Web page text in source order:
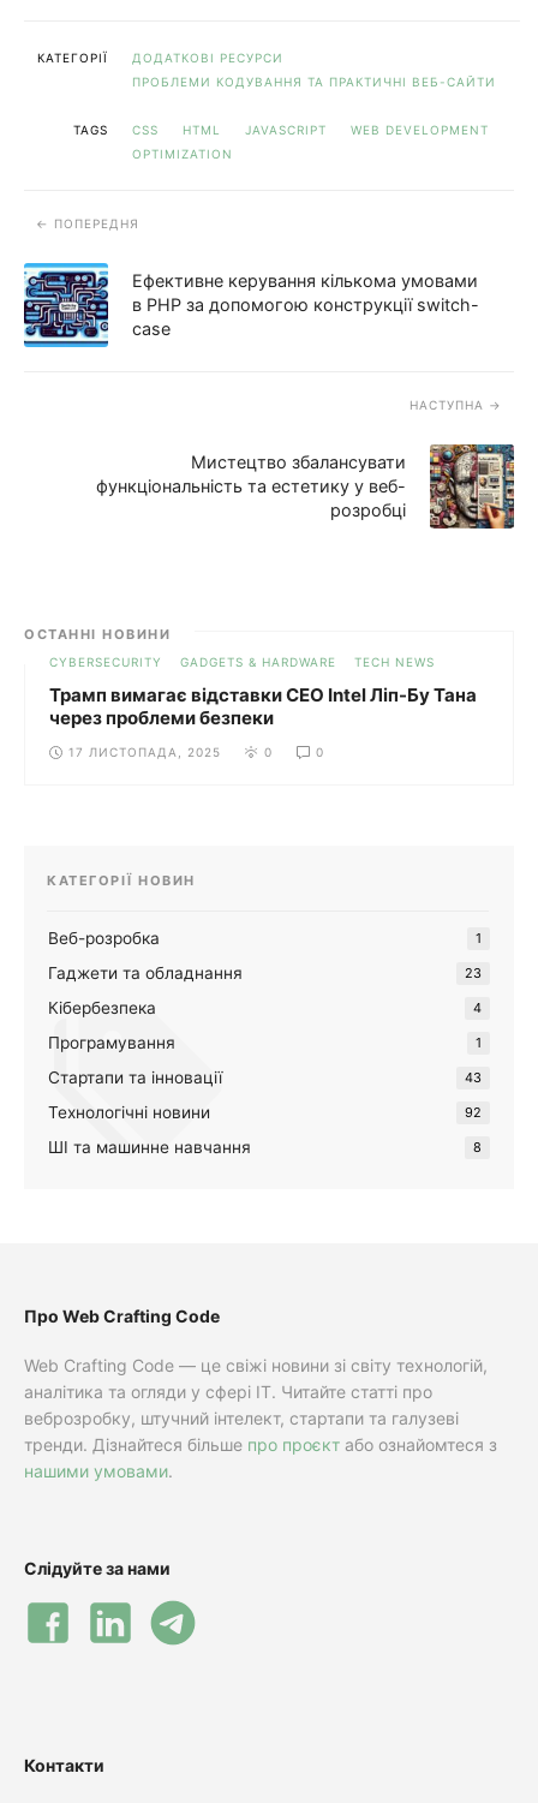
КАТЕГОРІЇ
ДОДАТКОВІ РЕСУРСИ
ПРОБЛЕМИ КОДУВАННЯ ТА ПРАКТИЧНІ ВЕБ-САЙТИ
TAGS CSS HTML JAVASCRIPT
WEB DEVELOPMENT
OPTIMIZATION
ПОПЕРЕДНЯ
Ефективне керування кількома умовами
в PHP за допомогою конструкції switch-
case
НАСТУПНА
Мистецтво збалансувати
функціональність та естетику у веб-
розробці
ОСТАННІ НОВИНИ
CYBERSECURITY GADGETS & HARDWARE TECH NEWS
Трамп вимагає відставки CEO Intel Ліп-Бу Тана
через проблеми безпеки
17 ЛИСТОПАДА, 2025 0 0
КАТЕГОРІЇ НОВИН
Веб-розробка 1
Гаджети та обладнання 23
Кібербезпека 4
Програмування 1
Стартапи та інновації 43
Технологічні новини 92
ШІ та машинне навчання 8
Про Web Crafting Code
Web Crafting Code — це свіжі новини зі світу технологій,
аналітика та огляди у сфері IT. Читайте статті про
веброзробку, штучний інтелект, стартапи та галузеві
тренди. Дізнайтеся більше про проєкт або ознайомтеся з
нашими умовами.
Слідуйте за нами
Контакти